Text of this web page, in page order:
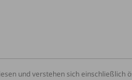
und verstehen sich